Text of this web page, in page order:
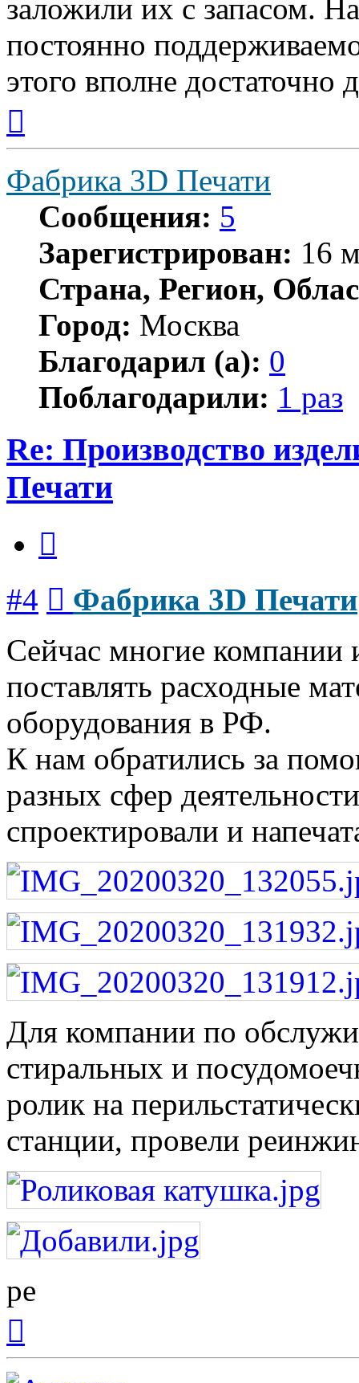
заложили их с запасом.
постоянно
этого вполне
началу
Фабрика 3D Печати
Сообщения: 5
Зарегистрирован: 16
Страна, Регион,
Город: Москва
Благодарил (а): 0
Поблагодарили: 1 раз
Re: Производство
Печати
#4 Фабрика 3D Печати
Сейчас многие
поставлять расходные
оборудования в РФ.
К нам обратились за
разных сфер
спроектировали и
Для компании по
стиральных и
ролик на
станции, провели
ре
началу